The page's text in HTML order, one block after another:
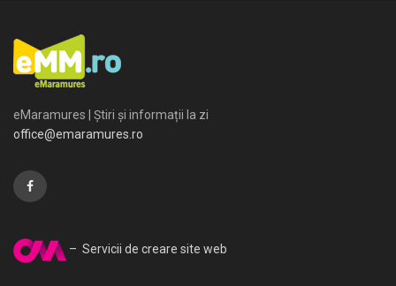
eMaramures | Știri și informații la zi
office@emaramures.ro
– Servicii de creare site web